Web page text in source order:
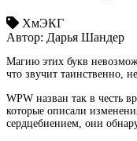
ХмЭКГ
Автор: Дарья Шандер
Магию этих букв
что звучит таинственно,
WPW назван так в честь
которые описали
сердцебиением, они